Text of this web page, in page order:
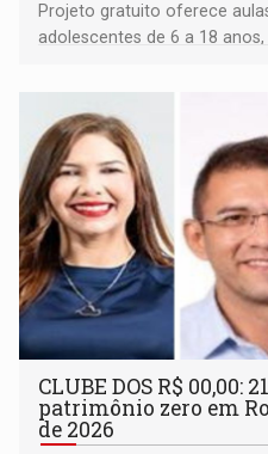
Projeto gratuito oferece
adolescentes de 6 a 18
CLUBE DOS R$
patrimônio zero em
de 2026